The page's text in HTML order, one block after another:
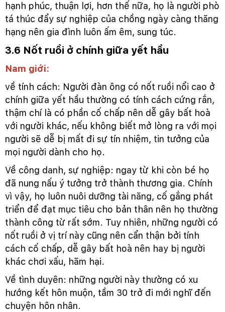
hạnh phúc, thuận lợi, hơn thế nữa, họ là người phò
tá thúc đẩy sự nghiệp của chồng ngày càng thăng
hạng nên gia đình luôn ấm êm, sung túc.
3.6 Nốt ruồi ở chính giữa yết hầu
Nam giới:
về tính cách: Người đàn ông có nốt ruồi nổi cao ở
chính giữa yết hầu thường có tính cách cứng rắn,
thậm chí là có phần cố chấp nên dễ gây bất hoà
với người khác, nếu không biết mở lòng ra với mọi
người sẽ dễ bị mất đi sự tín nhiệm, tin tưởng của
mọi người dành cho họ.
Về công danh, sự nghiệp: ngay từ khi còn bé họ
đã nung nấu ý tưởng trở thành thương gia. Chính
vì vậy, họ luôn nuôi dưỡng tài năng, cố gắng phát
triển để đạt mục tiêu cho bản thân nên họ thường
thành công từ rất sớm. Tuy nhiên, những người có
nốt ruồi ở vị trí này cũng nên cẩn thận bởi tính
cách cố chấp, dễ gây bất hoà nên hay bị người
khác chơi xấu, hãm hại.
Về tình duyên: những người này thường có xu
hướng kết hôn muộn, tầm 30 trở đi mới nghĩ đến
chuyện hôn nhân.